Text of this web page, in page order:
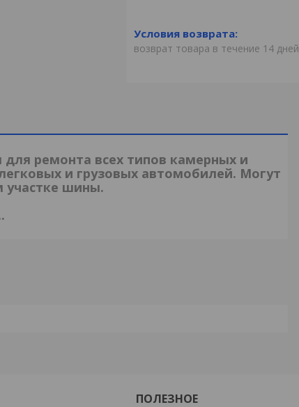
возврат товара в течение 14 дней
ремонта всех типов камерных и
и грузовых автомобилей. Могут
участке шины.
ПОЛЕЗНОЕ